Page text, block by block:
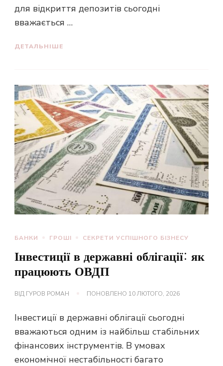
для відкриття депозитів сьогодні
вважається …
ДЕТАЛЬНІШЕ
БАНКИ ГРОШІ СЕКРЕТИ УСПІШНОГО БІЗНЕСУ
Інвестиції в державні облігації: як
працюють ОВДП
ВІД ГУРОВ РОМАН ПОНОВЛЕНО 10 ЛЮТОГО, 2026
Інвестиції в державні облігації сьогодні
вважаються одним із найбільш стабільних
фінансових інструментів. В умовах
економічної нестабільності багато